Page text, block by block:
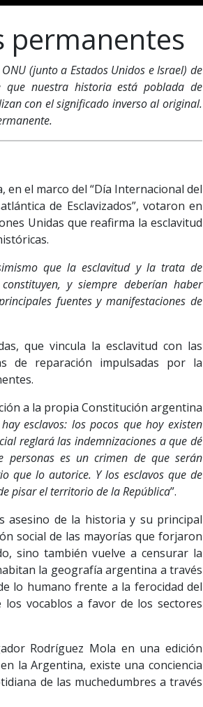
permanentes
(junto a Estados Unidos e Israel) de
nuestra historia está poblada de
con el significado inverso al original.
el marco del “Día Internacional del
de Esclavizados”, votaron en
Unidas que reafirma la esclavitud
que la esclavitud y la trata de
y siempre deberían haber
fuentes y manifestaciones de
que vincula la esclavitud con las
de reparación impulsadas por la
a la propia Constitución argentina
esclavos: los pocos que hoy existen
reglará las indemnizaciones a que dé
personas es un crimen de que serán
que lo autorice. Y los esclavos que de
pisar el territorio de la República”.
asesino de la historia y su principal
social de las mayorías que forjaron
sino también vuelve a censurar la
la geografía argentina a través
lo humano frente a la ferocidad del
vocablos a favor de los sectores
Rodríguez Mola en una edición
la Argentina, existe una conciencia
de las muchedumbres a través